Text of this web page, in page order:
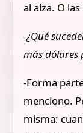
al alza. O
-¿Qué
más dólares
-Forma
menciono.
misma: